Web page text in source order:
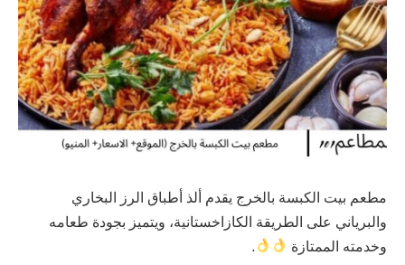
مطعم بيت الكبسة بالخرج يقدم ألذ أطباق الرز البخاري
والبرياني على الطريقة الكازاخستانية، ويتميز بجودة طعامه
وخدمته الممتازة
.